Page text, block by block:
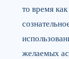
то время
желаемых